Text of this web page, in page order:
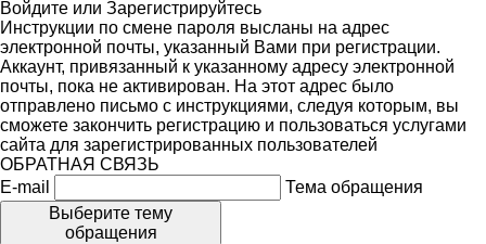
Войдите или Зарегистрируйтесь
Инструкции по смене пароля высланы на адрес
электронной почты, указанный Вами при регистрации.
Аккаунт, привязанный к указанному адресу электронной
почты, пока не активирован. На этот адрес было
отправлено письмо с инструкциями, следуя которым, вы
сможете закончить регистрацию и пользоваться услугами
сайта для зарегистрированных пользователей
ОБРАТНАЯ СВЯЗЬ
E-mail
Тема обращения
Выберите тему
обращения